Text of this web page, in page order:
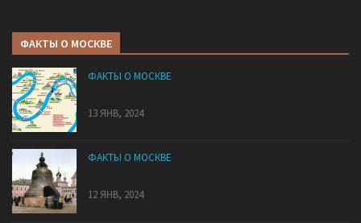
ФАКТЫ О МОСКВЕ
ФАКТЫ О МОСКВЕ
13 ЯНВ, 2024
ФАКТЫ О МОСКВЕ
12 ЯНВ, 2024